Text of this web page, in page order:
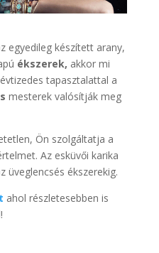
egyedileg készített arany,
ékszerek, akkor mi
tapasztalattal a
mesterek valósítják meg
Ön szolgáltatja a
Az esküvői karika
üveglencsés ékszerekig.
ahol részletesebben is